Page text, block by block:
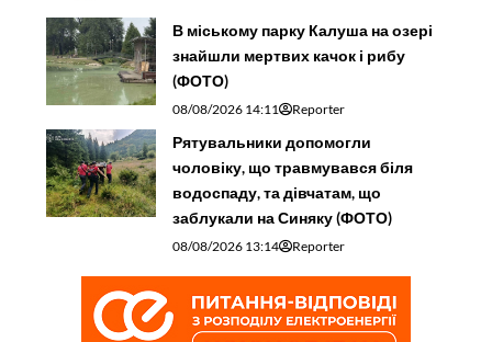
В міському парку Калуша на озері
знайшли мертвих качок і рибу
(ФОТО)
08/08/2026 14:11 Reporter
Рятувальники допомогли
чоловіку, що травмувався біля
водоспаду, та дівчатам, що
заблукали на Синяку (ФОТО)
08/08/2026 13:14 Reporter